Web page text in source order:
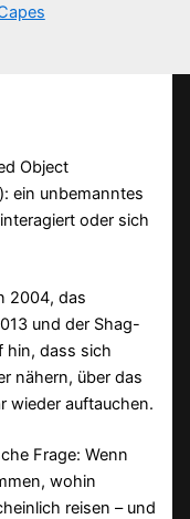
Object
ein unbemanntes
oder sich
2004, das
und der Shag-
hin, dass sich
nähern, über das
wieder auftauchen.
Frage: Wenn
wohin
reisen – und